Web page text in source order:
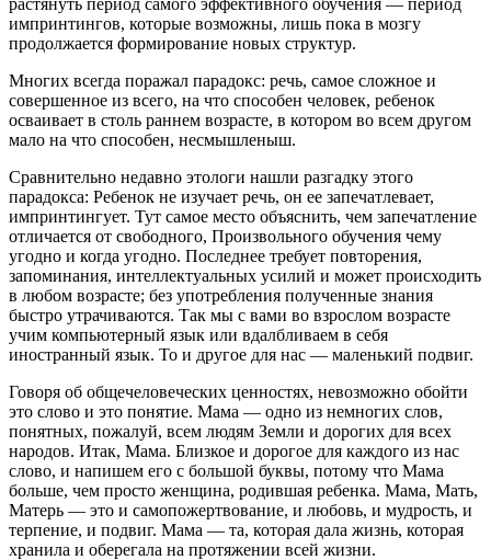
импринтингов, которые возможны, лишь пока в мозгу
продолжается формирование новых структур.
Многих всегда поражал парадокс: речь, самое сложное и
совершенное из всего, на что способен человек, ребенок
осваивает в столь раннем возрасте, в котором во всем другом
мало на что способен, несмышленыш.
Сравнительно недавно этологи нашли разгадку этого
парадокса: Ребенок не изучает речь, он ее запечатлевает,
импринтингует. Тут самое место объяснить, чем запечатление
отличается от свободного, Произвольного обучения чему
угодно и когда угодно. Последнее требует повторения,
запоминания, интеллектуальных усилий и может происходить
в любом возрасте; без употребления полученные знания
быстро утрачиваются. Так мы с вами во взрослом возрасте
учим компьютерный язык или вдалбливаем в себя
иностранный язык. То и другое для нас — маленький подвиг.
Говоря об общечеловеческих ценностях, невозможно обойти
это слово и это понятие. Мама — одно из немногих слов,
понятных, пожалуй, всем людям Земли и дорогих для всех
народов. Итак, Мама. Близкое и дорогое для каждого из нас
слово, и напишем его с большой буквы, потому что Мама
больше, чем просто женщина, родившая ребенка. Мама, Мать,
Матерь — это и самопожертвование, и любовь, и мудрость, и
терпение, и подвиг. Мама — та, которая дала жизнь, которая
хранила и оберегала на протяжении всей жизни.